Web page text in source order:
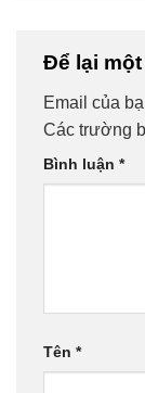
Để lại
Email của
Các trường
Bình luận *
Tên *